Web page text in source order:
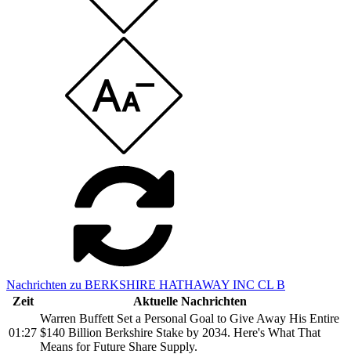
Nachrichten zu BERKSHIRE HATHAWAY INC CL B
Zeit
Aktuelle Nachrichten
01:27
Warren Buffett Set a Personal Goal to Give Away His Entire
$140 Billion Berkshire Stake by 2034. Here's What That
Means for Future Share Supply.